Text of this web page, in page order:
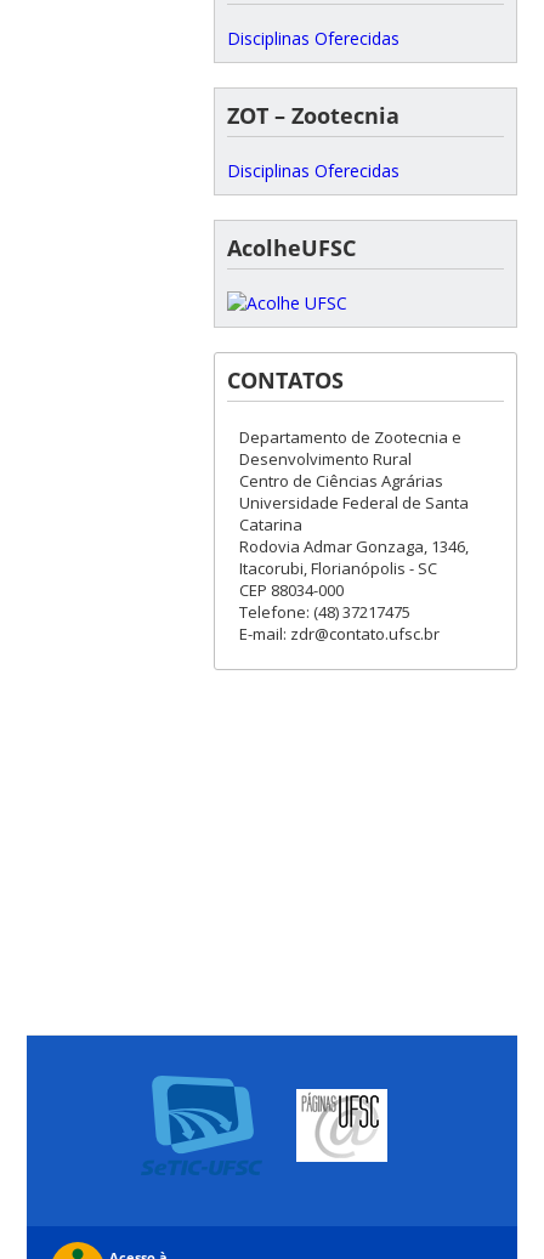
Disciplinas Oferecidas
ZOT – Zootecnia
Disciplinas Oferecidas
AcolheUFSC
CONTATOS
Departamento de Zootecnia e
Desenvolvimento Rural
Centro de Ciências Agrárias
Universidade Federal de Santa
Catarina
Rodovia Admar Gonzaga, 1346,
Itacorubi, Florianópolis - SC
CEP 88034-000
Telefone: (48) 37217475
E-mail: zdr@contato.ufsc.br